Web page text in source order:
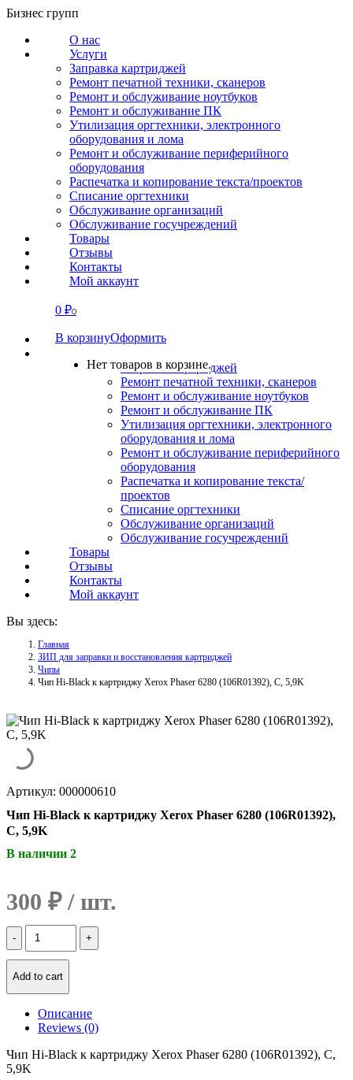
Перейти
содержанию
Бизнес групп
О нас
Услуги
Заправка картриджей
Ремонт печатной техники, сканеров
Ремонт и обслуживание ноутбуков
Ремонт и обслуживание ПК
Утилизация оргтехники, электронного
оборудования и лома
Ремонт и обслуживание периферийного
оборудования
Распечатка и копирование текста/проектов
Списание оргтехники
Обслуживание организаций
Обслуживание госучреждений
Товары
Отзывы
Контакты
Мой аккаунт
0 ₽0
В корзинуОформить
Нет товаров в корзине.
СВЯЗАТЬСЯ
О нас
Заправка картриджей
Ремонт печатной техники, сканеров
Ремонт и обслуживание ноутбуков
Ремонт и обслуживание ПК
Утилизация оргтехники, электронного
оборудования и лома
Ремонт и обслуживание периферийного
оборудования
Распечатка и копирование текста/
проектов
Списание оргтехники
Обслуживание организаций
Обслуживание госучреждений
Товары
Отзывы
Контакты
Мой аккаунт
Вы здесь:
Главная
ЗИП для заправки и восстановления картриджей
Чипы
Чип Hi-Black к картриджу Xerox Phaser 6280 (106R01392), C, 5,9K
Артикул: 000000610
Чип Hi-Black к картриджу Xerox Phaser 6280 (106R01392),
C, 5,9K
В наличии 2
300 ₽
Количество
Чип
Hi-
Black
Xerox
Phaser
(106R01392),
C,
Add to cart
Описание
Reviews (0)
Чип Hi-Black к картриджу Xerox Phaser 6280 (106R01392), C,
5,9K